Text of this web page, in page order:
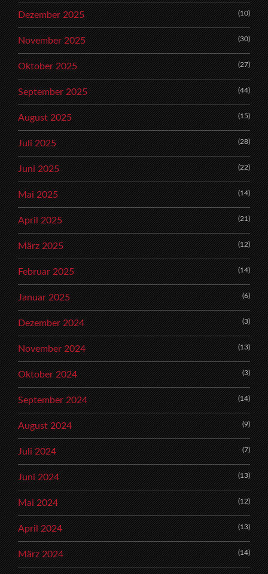
Dezember 2025 (10)
November 2025 (30)
Oktober 2025 (27)
September 2025 (44)
August 2025 (15)
Juli 2025 (28)
Juni 2025 (22)
Mai 2025 (14)
April 2025 (21)
März 2025 (12)
Februar 2025 (14)
Januar 2025 (6)
Dezember 2024 (3)
November 2024 (13)
Oktober 2024 (3)
September 2024 (14)
August 2024 (9)
Juli 2024 (7)
Juni 2024 (13)
Mai 2024 (12)
April 2024 (13)
März 2024 (14)